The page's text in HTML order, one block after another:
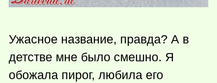
Ужасное название, правда? А в
детстве мне было смешно. Я
обожала пирог, любила его